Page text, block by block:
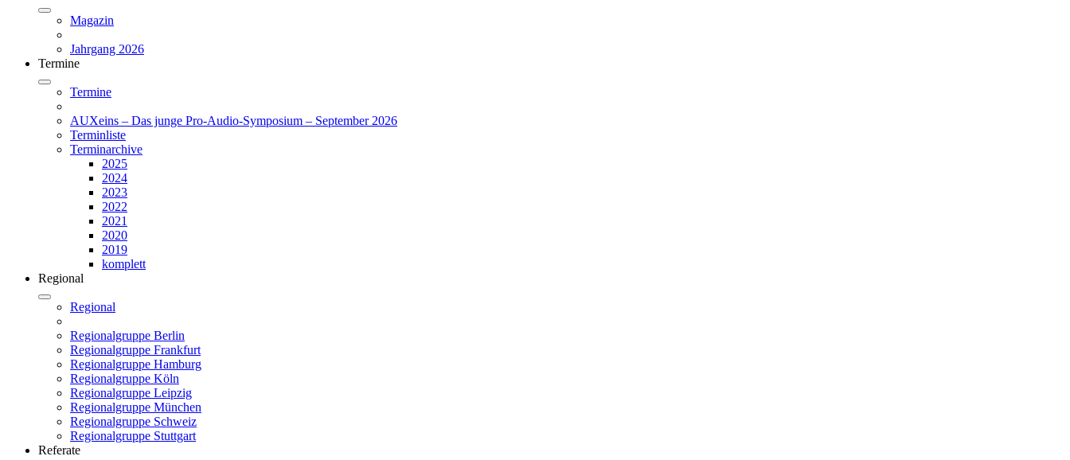
Magazin
Jahrgang 2026
Termine
Termine
AUXeins – Das junge Pro-Audio-Symposium – September 2026
Terminliste
Terminarchive
2025
2024
2023
2022
2021
2020
2019
komplett
Regional
Regional
Regionalgruppe Berlin
Regionalgruppe Frankfurt
Regionalgruppe Hamburg
Regionalgruppe Köln
Regionalgruppe Leipzig
Regionalgruppe München
Regionalgruppe Schweiz
Regionalgruppe Stuttgart
Referate